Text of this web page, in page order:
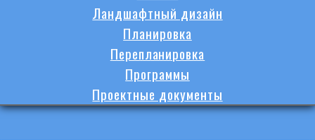
Ландшафтный дизайн
Планировка
Перепланировка
Программы
Проектные документы